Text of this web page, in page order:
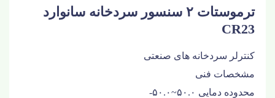
ترموستات ۲ سنسور سردخانه سانوارد
CR23
کنترلر سردخانه های صنعتی
مشخصات فنی
محدوده دمایی ۵۰.۰~۵۰.۰-